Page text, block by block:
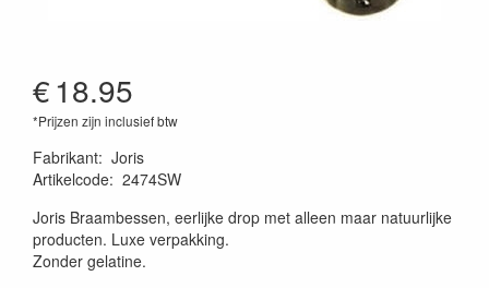
€18.95
*Prijzen zijn inclusief btw
Fabrikant: Joris
Artikelcode: 2474SW
Joris Braambessen, eerlijke drop met alleen maar natuurlijke
producten. Luxe verpakking.
Zonder gelatine.